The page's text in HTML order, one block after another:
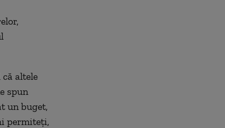
altele
spun
un buget,
permiteți,